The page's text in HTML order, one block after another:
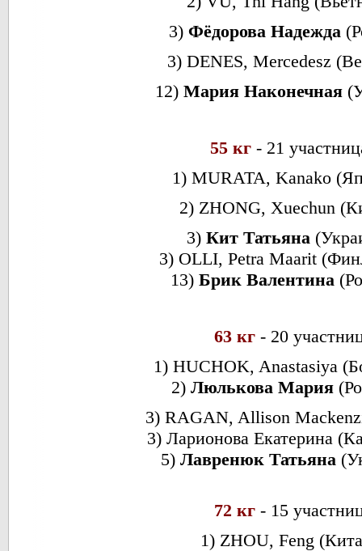
3) Фёдорова Надежда
3) DENES, Mercedesz
12) Мария Наконечная
55 кг - 21
1) MURATA, Kanako
2) ZHONG, Xuechun
3)Кит Татьяна
3) OLLI, Petra Maarit
13) Брик Валентина
63 кг - 20
1) HUCHOK, Anastasiya
2) Люлькова Мария
3) RAGAN, Allison
3) Ларионова Екатерина
5)Лавренюк Татьяна
72 кг - 15
1) ZHOU, Feng